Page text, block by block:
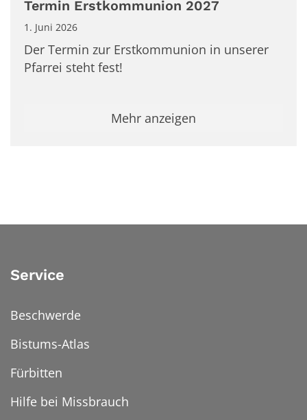
Termin Erstkommunion 2027
1. Juni 2026
Der Termin zur Erstkommunion in unserer
Pfarrei steht fest!
Mehr anzeigen
Service
Beschwerde
Bistums-Atlas
Fürbitten
Hilfe bei Missbrauch